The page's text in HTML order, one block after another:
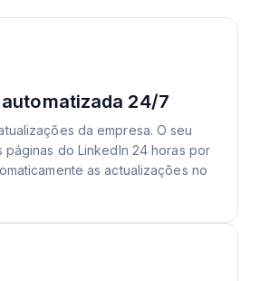
24/7
da empresa. O seu
páginas do LinkedIn 24 horas por
as actualizações no